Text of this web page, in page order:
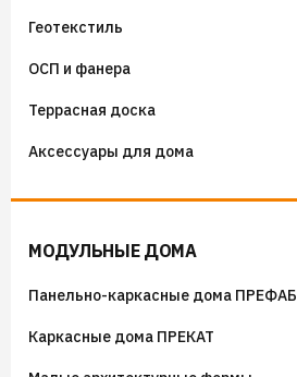
Уплотнители кровельные
Гидроизоляция примыканий
Чердачные лестницы Docke
Геотекстиль
ОСП и фанера
Фанера
ОСП (OSB) плиты
Террасная доска
Аксессуары для дома
МОДУЛЬНЫЕ ДОМА
Панельно-каркасные дома ПРЕФАБ
Каркасные дома ПРЕКАТ